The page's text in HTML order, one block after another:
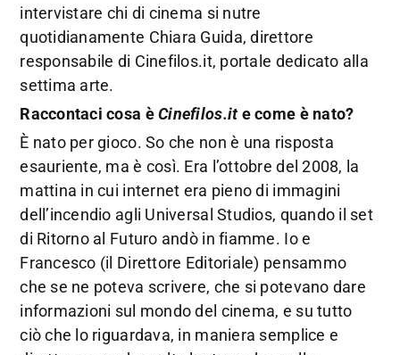
intervistare chi di cinema si nutre
quotidianamente Chiara Guida, direttore
responsabile di Cinefilos.it, portale dedicato alla
settima arte.
Raccontaci cosa èCinefilos.ite come è nato?
È nato per gioco. So che non è una risposta
esauriente, ma è così. Era l’ottobre del 2008, la
mattina in cui internet era pieno di immagini
dell’incendio agli Universal Studios, quando il set
di Ritorno al Futuro andò in fiamme. Io e
Francesco (il Direttore Editoriale) pensammo
che se ne poteva scrivere, che si potevano dare
informazioni sul mondo del cinema, e su tutto
ciò che lo riguardava, in maniera semplice e